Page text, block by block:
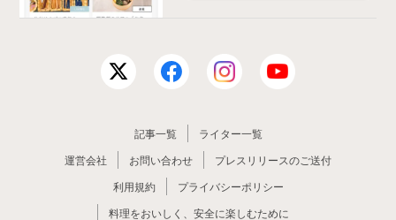
記事一覧
ライター一覧
運営会社
お問い合わせ
プレスリリースのご送付
利用規約
プライバシーポリシー
料理をおいしく、安全に楽しむために